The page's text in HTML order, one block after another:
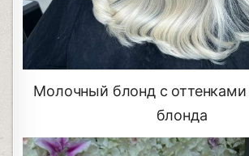
Молочный блонд с оттенками
блонда